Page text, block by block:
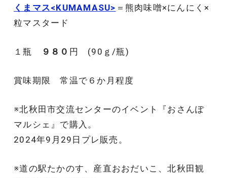
くまマス<KUMAMASU> ＝熊肉味噌×にんにく×
粒マスタード
１瓶 ９８０ 円 (90ｇ/瓶)
賞味期限 常温で６か月程度
※北秋田市交流センターのイベント『おさんぽ
マルシェ』で購入。
2024年9月29日プレ販売。
※道の駅たかのす、産直おおだいこ、北秋田観